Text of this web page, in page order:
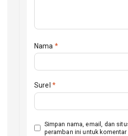
Nama *
Surel *
Simpan nama, email, dan
peramban ini untuk komentar